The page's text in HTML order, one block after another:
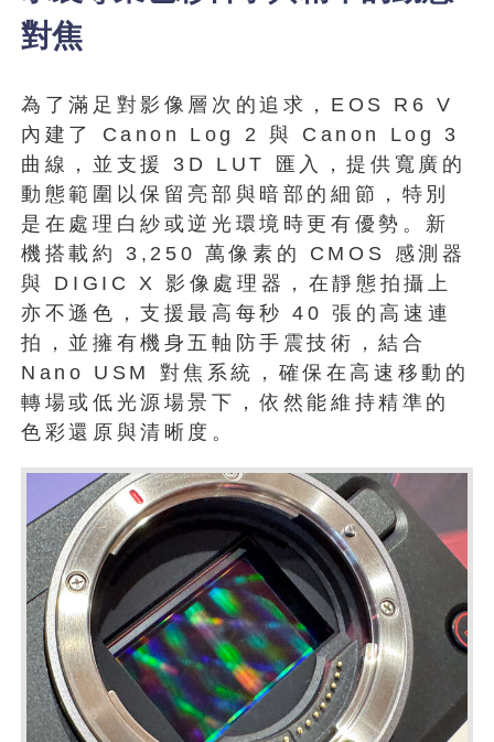
對焦
為了滿足對影像層次的追求，EOS R6 V
內建了 Canon Log 2 與 Canon Log 3
曲線，並支援 3D LUT 匯入，提供寬廣的
動態範圍以保留亮部與暗部的細節，特別
是在處理白紗或逆光環境時更有優勢。新
機搭載約 3,250 萬像素的 CMOS 感測器
與 DIGIC X 影像處理器，在靜態拍攝上
亦不遜色，支援最高每秒 40 張的高速連
拍，並擁有機身五軸防手震技術，結合
Nano USM 對焦系統，確保在高速移動的
轉場或低光源場景下，依然能維持精準的
色彩還原與清晰度。